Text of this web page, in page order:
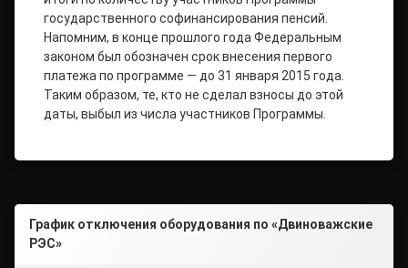
государственного софинансирования пенсий.
Напомним, в конце прошлого года Федеральным
законом был обозначен срок внесения первого
платежа по программе — до 31 января 2015 года.
Таким образом, те, кто не сделал взносы до этой
даты, выбыл из числа участников Программы.
График отключения оборудования по «Двиноважские
РЭС»